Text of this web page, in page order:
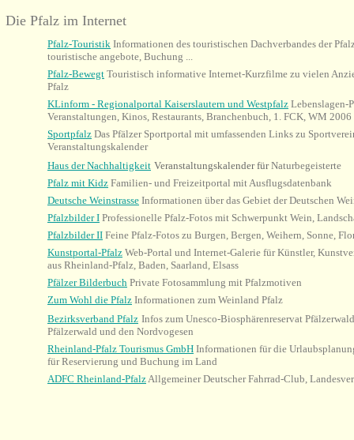
Die Pfalz im Internet
Pfalz-Touristik Informationen des touristischen Dachverbandes der
touristische angebote, Buchung ...
Pfalz-Bewegt Touristisch informative Internet-Kurzfilme zu vielen
Pfalz
KLinform - Regionalportal Kaiserslautern und Westpfalz Lebenslagen-
Veranstaltungen, Kinos, Restaurants, Branchenbuch, 1. FCK, WM 2006
Sportpfalz Das Pfälzer Sportportal mit umfassenden Links zu
Veranstaltungskalender
Haus der Nachhaltigkeit VeranstaltungskalenderfürNaturbegeisterte
Pfalz mit Kidz Familien- und Freizeitportal mit Ausflugsdatenbank
Deutsche Weinstrasse Informationen über das Gebiet der Deutschen
Pfalzbilder I Professionelle Pfalz-Fotos mit Schwerpunkt Wein,
Pfalzbilder II Feine Pfalz-Fotos zu Burgen, Bergen, Weihern, Sonne,
Kunstportal-Pfalz Web-Portal und Internet-Galerie für Künstler,
aus Rheinland-Pfalz, Baden, Saarland, Elsass
Pfälzer Bilderbuch Private Fotosammlung mit Pfalzmotiven
Zum Wohl die Pfalz Informationen zum Weinland Pfalz
Bezirksverband Pfalz Infos zum Unesco-Biosphärenreservat
Pfälzerwald und den Nordvogesen
Rheinland-Pfalz Tourismus GmbH Informationen für die
für Reservierung und Buchung im Land
ADFC Rheinland-PfalzAllgemeiner Deutscher Fahrrad-Club,